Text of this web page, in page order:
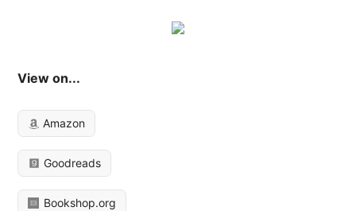
View on...
Amazon
Goodreads
Bookshop.org